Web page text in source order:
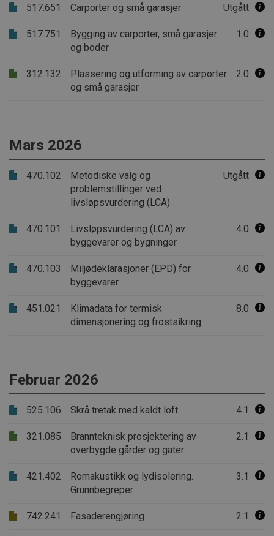
517.651 Carporter og små garasjer Utgått
517.751
Bygging av carporter, små garasjer
og boder
1.0
312.132
Plassering og utforming av carporter
og små garasjer
2.0
Mars 2026
470.102
Metodiske valg og
problemstillinger ved
livsløpsvurdering (LCA)
Utgått
470.101
Livsløpsvurdering (LCA) av
byggevarer og bygninger
4.0
470.103
Miljødeklarasjoner (EPD) for
byggevarer
4.0
451.021
Klimadata for termisk
dimensjonering og frostsikring
8.0
Februar 2026
525.106 Skrå tretak med kaldt loft 4.1
321.085
Brannteknisk prosjektering av
overbygde gårder og gater
2.1
421.402
Romakustikk og lydisolering.
Grunnbegreper
3.1
742.241 Fasaderengjøring 2.1